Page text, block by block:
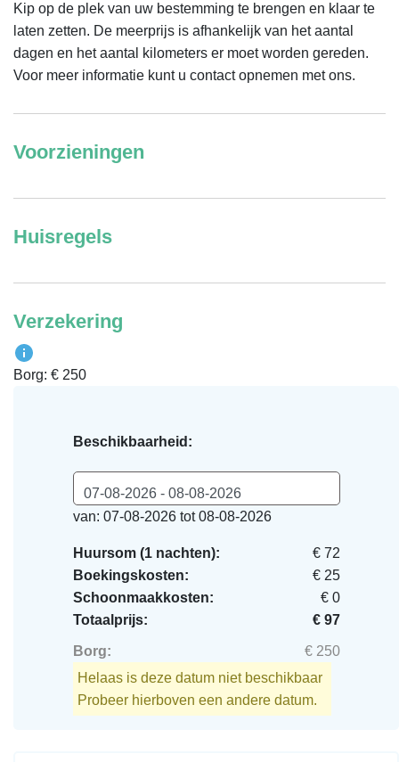
Kip op de plek van uw bestemming te brengen en klaar te
laten zetten. De meerprijs is afhankelijk van het aantal
dagen en het aantal kilometers er moet worden gereden.
Voor meer informatie kunt u contact opnemen met ons.
Voorzieningen
Huisregels
Verzekering
Borg: € 250
Beschikbaarheid:
07-08-2026 - 08-08-2026
van: 07-08-2026 tot 08-08-2026
Huursom (1 nachten):
€ 72
Boekingskosten:
€ 25
Schoonmaakkosten:
€ 0
Totaalprijs:
€ 97
Borg:
€ 250
Helaas is deze datum niet beschikbaar
Probeer hierboven een andere datum.